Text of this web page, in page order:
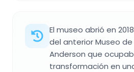
El museo abrió en
del anterior Museo
Anderson que
transformación en